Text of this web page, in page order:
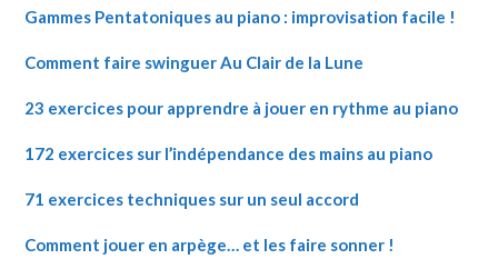
Gammes Pentatoniques au piano : improvisation facile !
Comment faire swinguer Au Clair de la Lune
23 exercices pour apprendre à jouer en rythme au piano
172 exercices sur l’indépendance des mains au piano
71 exercices techniques sur un seul accord
Comment jouer en arpège… et les faire sonner !